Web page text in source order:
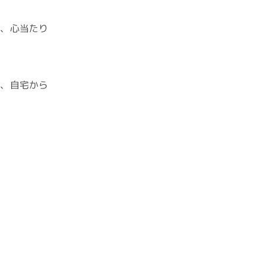
心当たり
自宅から